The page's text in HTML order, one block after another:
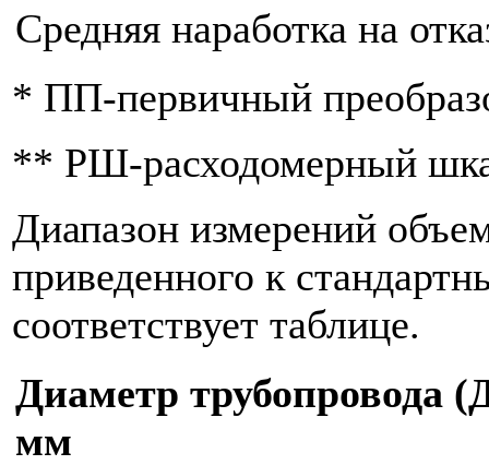
Средняя наработка на
* ПП-первичный
** РШ-расходомерный
Диапазон измерений
приведенного к
соответствует таблице.
Диаметр трубопровода
мм